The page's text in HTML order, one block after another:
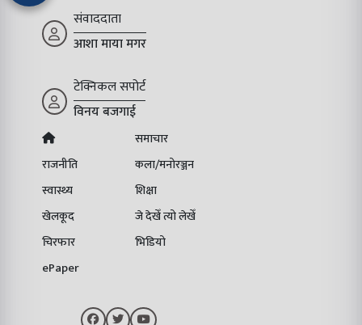
संवाददाता
आशा माया मगर
टेक्निकल सपोर्ट
विनय बजगाई
समाचार
राजनीति
कला/मनोरञ्जन
स्वास्थ्य
शिक्षा
खेलकूद
जे देखेँ त्यो लेखेँ
चिरफार
भिडियो
ePaper